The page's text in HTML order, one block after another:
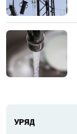
УРЯД